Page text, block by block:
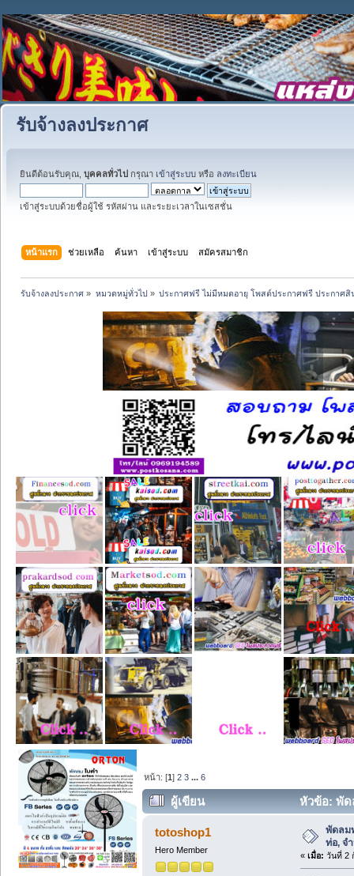
รับจ้างลงประกาศ
ยินดีต้อนรับคุณ, บุคคลทั่วไป กรุณา เข้าสู่ระบบ หรือ ลงทะเบียน
เข้าสู่ระบบด้วยชื่อผู้ใช้ รหัสผ่าน และระยะเวลาในเซสชั่น
หน้าแรก ช่วยเหลือ ค้นหา เข้าสู่ระบบ สมัครสมาชิก
รับจ้างลงประกาศ » หมวดหมู่ทั่วไป» ประกาศฟรี ไม่มีหมดอายุ โพสต์ประกาศฟรี ประกาศ
หน้า: [1]2 3 ...6
ผู้เขียน หัวข้อ: พัด
totoshop1
Hero Member
พัดลม
ท่อ, จ
« เมื่อ: วันที่ 2